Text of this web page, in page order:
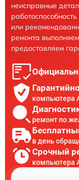
неисправные
или
ремонта
предоставляем
компьютера
ремонт по
в день
Срочный
компьютера